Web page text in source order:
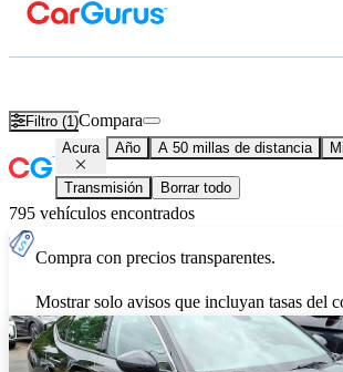
Filtro (1)Compara
Acura Año A 50 millas de distancia
Transmisión Borrar todo
795 vehículos encontrados
Compra con precios transparentes.
Mostrar solo avisos que incluyan tasas del